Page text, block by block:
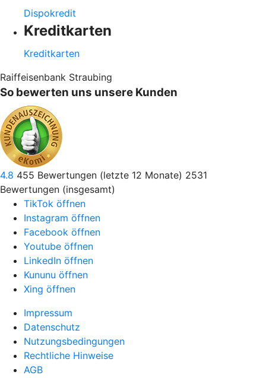
Dispokredit
Kreditkarten
Kreditkarten
Raiffeisenbank Straubing
So bewerten uns unsere Kunden
4.8 455 Bewertungen (letzte 12 Monate) 2531
Bewertungen (insgesamt)
TikTok öffnen
Instagram öffnen
Facebook öffnen
Youtube öffnen
LinkedIn öffnen
Kununu öffnen
Xing öffnen
Impressum
Datenschutz
Nutzungsbedingungen
Rechtliche Hinweise
AGB